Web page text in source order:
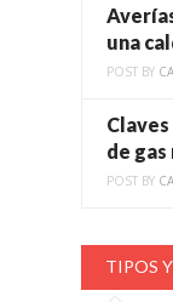
una
POST BY
de
POST BY
TIPOS